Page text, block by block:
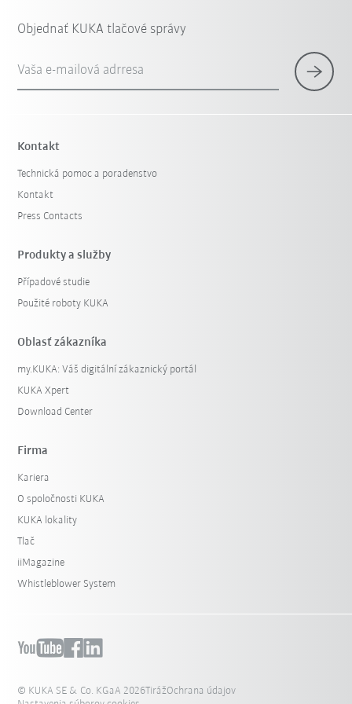
Objednať KUKA tlačové správy
Vaša e-mailová adrresa
Kontakt
Technická pomoc a poradenstvo
Kontakt
Press Contacts
Produkty a služby
Případové studie
Použité roboty KUKA
Oblasť zákazníka
my.KUKA: Váš digitální zákaznický portál
KUKA Xpert
Download Center
Firma
Kariera
O spoločnosti KUKA
KUKA lokality
Tlač
iiMagazine
Whistleblower System
© KUKA SE & Co. KGaA 2026TirážOchrana údajov